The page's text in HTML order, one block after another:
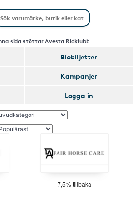
sida stöttar Avesta Ridklubb
Biobiljetter
Kampanjer
Logga in
7,5% tillbaka